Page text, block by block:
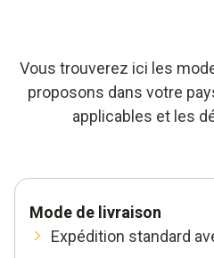
Vous trouverez ici les
proposons dans votre
applicables et les
Mode de livraison
Expédition standard